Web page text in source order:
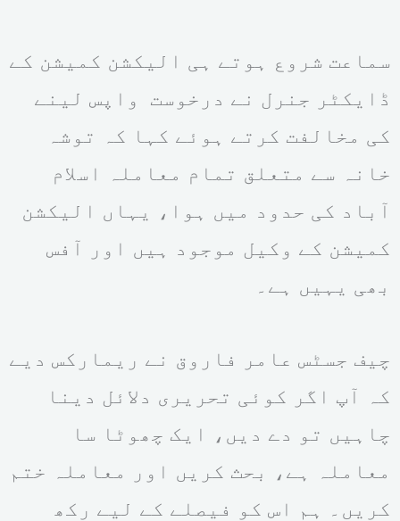
سماعت شروع ہوتے ہی الیکشن کمیشن کے
ڈایکٹر جنرل نے درخوست واپس لینے
کی مخالفت کرتے ہوئے کہا کہ توشہ
خانہ سے متعلق تمام معاملہ اسلام
آباد کی حدود میں ہوا، یہاں الیکشن
کمیشن کے وکیل موجود ہیں اور آفس
بھی یہیں ہے۔
چیف جسٹس عامر فاروق نے ریمارکس دیے
کہ آپ اگر کوئی تحریری دلائل دینا
چاہیں تو دے دیں، ایک چھوٹا سا
معاملہ ہے، بحث کریں اور معاملہ ختم
کریں۔ ہم اس کو فیصلے کے لیے رکھ